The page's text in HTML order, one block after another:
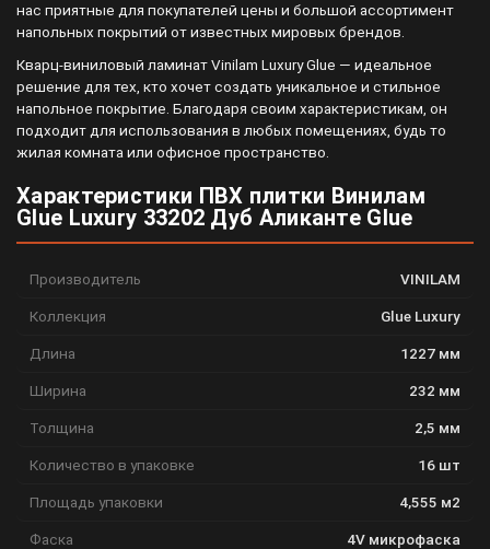
нас приятные для покупателей цены и большой ассортимент
напольных покрытий от известных мировых брендов.
Кварц-виниловый ламинат Vinilam Luxury Glue — идеальное
решение для тех, кто хочет создать уникальное и стильное
напольное покрытие. Благодаря своим характеристикам, он
подходит для использования в любых помещениях, будь то
жилая комната или офисное пространство.
Характеристики ПВХ плитки Винилам
Glue Luxury 33202 Дуб Аликанте Glue
Производитель VINILAM
Коллекция Glue Luxury
Длина 1227 мм
Ширина 232 мм
Толщина 2,5 мм
Количество в упаковке 16 шт
Площадь упаковки 4,555 м2
Фаска 4V микрофаска